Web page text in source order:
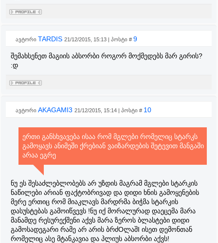
ავტორი TARDIS 21/12/2015, 15:13 | პოსტი # 9
შემახსენეთ მაგიის აბსორბი როგორ მოქმედებს მარ გირის?
:დ
ავტორი AKAGAMI3 21/12/2015, 15:14 | პოსტი # 10
ერთი განსხვავება ისაა რომ მგლები რომელიც სტარკს
გამოყავს ანიმეში ქრებიან ვაიზარდების შეტევით მანგაში
არაა ეგრე
ნუ ეს შესაძლებლობებს არ უზდის მაგრამ მგლები სტარკის
ნაწილები არიან ფაქტობრივად და დიდი ხნის გამოყენების
მერე ერთიც რომ მიაკლავს მარდრმა ბიჭმა სტარკის
დასუსტებას გამოიწვევს !ნუ იქ მორალურად დაეცემა მარა
მანამდე რესურექშენი აქვს მარა ზეროს ბლასტები დიდი
გამოსადეგარი რამე არ არის ბრძOლაშI ისეთ დემონთან
რომელიც ასე მტანკავია და პლიუს აბსორბი აქვს!